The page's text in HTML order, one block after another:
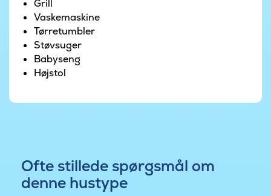
legeplads med aktiviteter for børn i alle aldre.
Her er der gode muligheder for leg, boldspil og
fællesskab for både store og små.
Marielyst er kendt for sin brede, børnevenlige
strand, hyggelige caféer og livlige feriestemning.
både afslapning og oplevelser.
Grill
Vaskemaskine
Tørretumbler
Støvsuger
Babyseng
Højstol
Ofte stillede spørgsmål om
denne hustype